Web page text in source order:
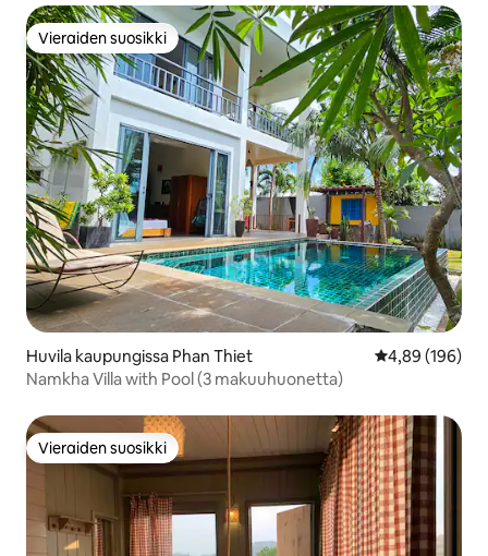
Vieraiden suosikki
Vieraiden suosikki
Huvila kaupungissa Phan Thiet
4,89 (196)
Namkha Villa with Pool (3 makuuhuonetta)
Vieraiden suosikki
Vieraiden suosikki